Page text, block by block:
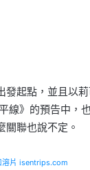
起點，並且以
線》的預告中，
聯也說不定。
溶片 isentrips.com